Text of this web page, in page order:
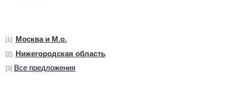
[1] Москва и М.о.
[2] Нижегородская область
[3] Все предложения